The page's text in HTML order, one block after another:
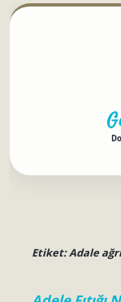
Etiket:Adale